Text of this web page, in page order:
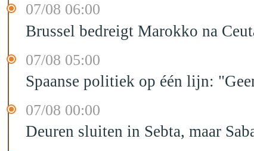
07/08 06:00
Brussel bedreigt Marokko na
07/08 05:00
Spaanse politiek op één lijn:
07/08 00:00
Deuren sluiten in Sebta, maar